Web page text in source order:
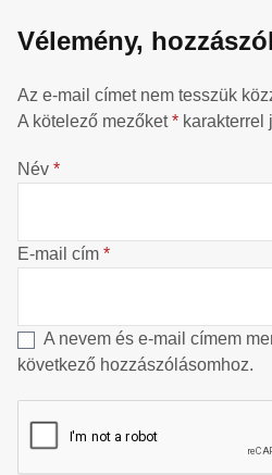
Vélemény,
Az e-mail címet nem tesszük
A kötelező mezőket* karakterrel
Név *
E-mail cím *
A nevem és e-mail címem
következő hozzászólásomhoz.